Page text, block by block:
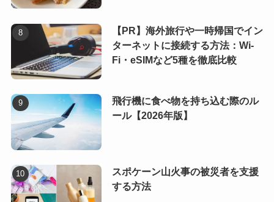
【PR】海外旅行や一時帰国でイン
ターネットに接続する方法：Wi-
Fi・eSIMなど5種を徹底比較
飛行機に食べ物を持ち込む際のル
ール【2026年版】
スポケーン山火事の被災者を支援
する方法